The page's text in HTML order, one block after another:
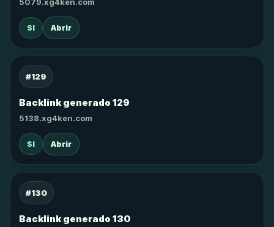
SI Abrir
#129
Backlink generado 129
5138.xg4ken.com
SI Abrir
#130
Backlink generado 130